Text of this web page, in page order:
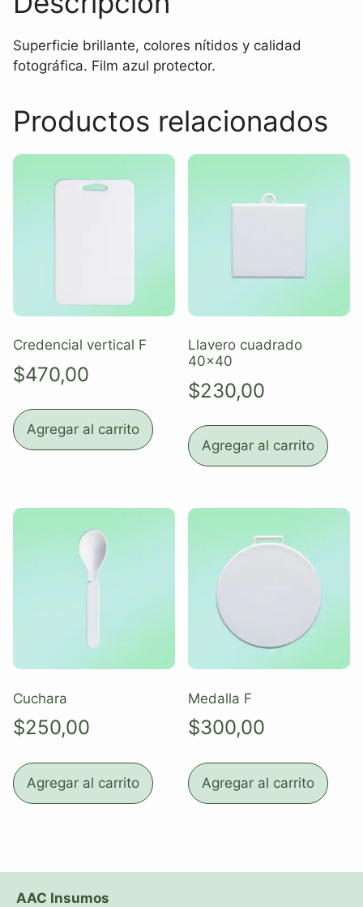
Superficie brillante, colores nítidos y calidad
fotográfica. Film azul protector.
Productos relacionados
Credencial vertical F
$470,00
Agregar al carrito
Llavero cuadrado
40×40
$230,00
Agregar al carrito
Cuchara
$250,00
Agregar al carrito
Medalla F
$300,00
Agregar al carrito
AAC Insumos